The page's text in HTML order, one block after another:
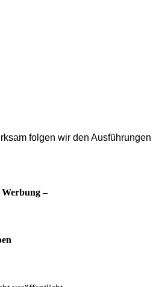
folgen wir den Ausführungen
Werbung –